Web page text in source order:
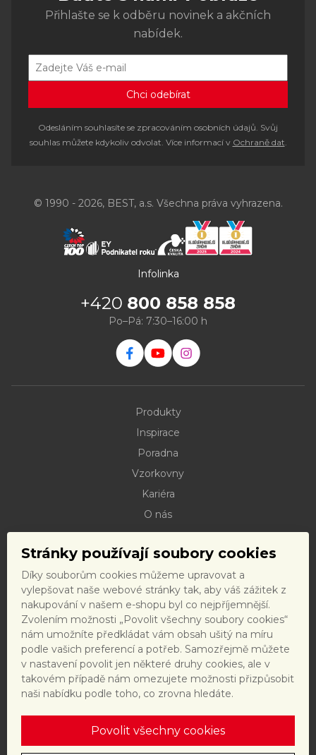
Stránky používají soubory cookies
Díky souborům cookies můžeme upravovat a
vylepšovat naše webové stránky tak, aby váš zážitek z
nakupování v našem e-shopu byl co nejpříjemnější.
Zvolením možnosti „Povolit všechny soubory cookies“
nám umožníte předkládat vám obsah ušitý na míru
podle vašich preferencí a potřeb. Samozřejmě můžete
v nastavení povolit jen některé druhy cookies, ale v
takovém případě nám omezujete možnosti přizpůsobit
naši nabídku podle toho, co zrovna hledáte.
Povolit všechny cookies
Přihlašte se k odběru novinek a akčních
nabídek.
Odesláním souhlasíte se zpracováním osobních údajů. Svůj
souhlas můžete kdykoliv odvolat. Více informací v Ochraně dat.
© 1990 - 2026, BEST, a.s. Všechna práva vyhrazena.
Infolinka
+420 800 858 858
Po–Pá: 7:30–16:00 h
Produkty
Inspirace
Poradna
Vzorkovny
Kariéra
O nás
Dokumenty ke stažení
Doprava
Reklamační řád
Reklamační formulář
Obchodní podmínky a právní předpisy
Ochrana dat
Nastavení cookies
Tento web je chráněn reCAPTCHA a platízásady ochrany